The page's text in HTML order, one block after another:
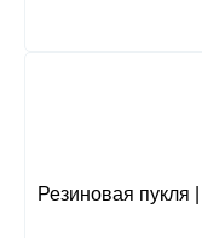
Резиновая пукля